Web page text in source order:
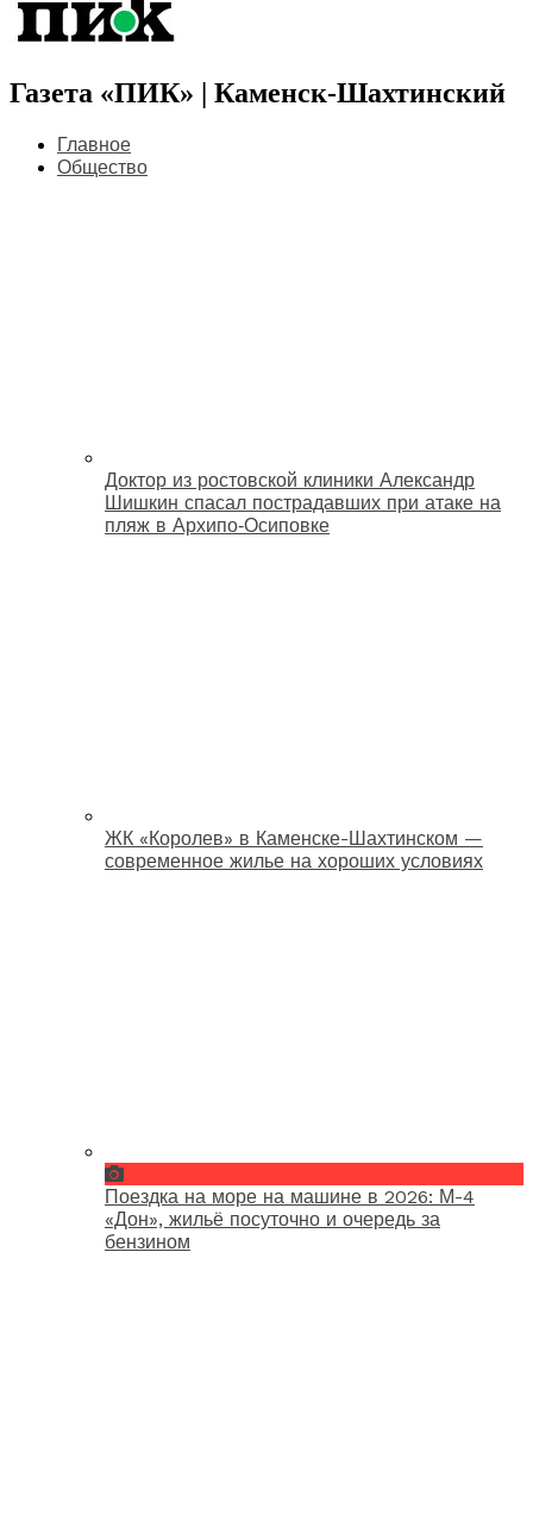
Газета «ПИК» | Каменск-Шахтинский
Главное
Общество
Доктор из ростовской клиники Александр
Шишкин спасал пострадавших при атаке на
пляж в Архипо‑Осиповке
ЖК «Королев» в Каменске-Шахтинском —
современное жилье на хороших условиях
Поездка на море на машине в 2026: М-4
«Дон», жильё посуточно и очередь за
бензином